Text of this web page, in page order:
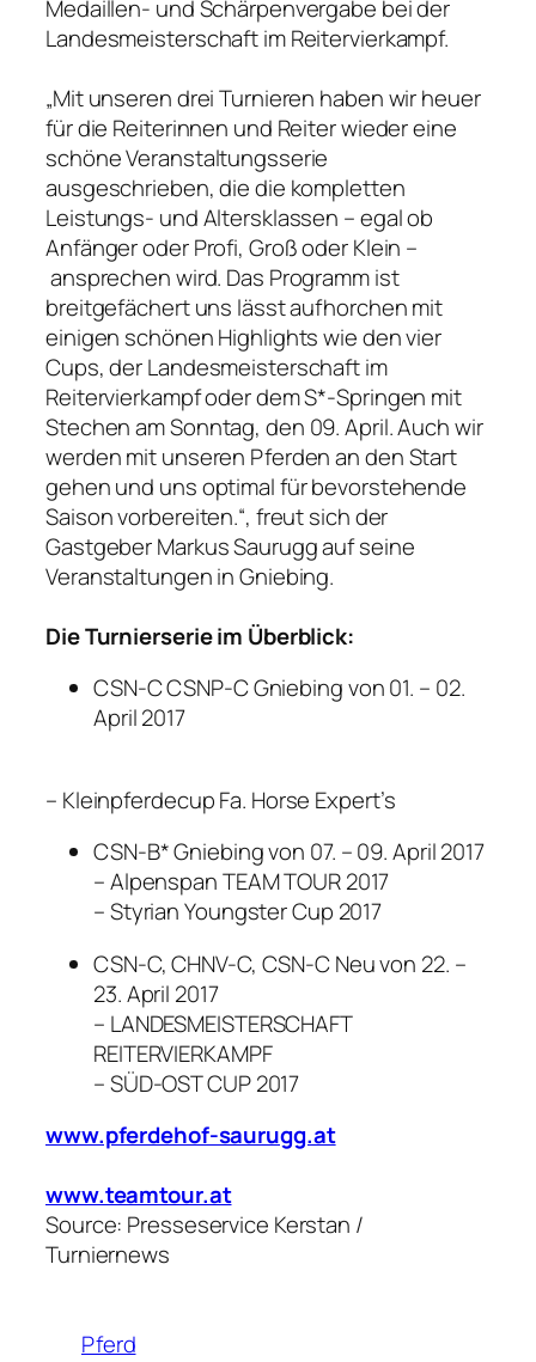
Medaillen- und Schärpenvergabe bei der
Landesmeisterschaft im Reitervierkampf.
„Mit unseren drei Turnieren haben wir heuer
für die Reiterinnen und Reiter wieder eine
schöne Veranstaltungsserie
ausgeschrieben, die die kompletten
Leistungs- und Altersklassen – egal ob
Anfänger oder Profi, Groß oder Klein –
ansprechen wird. Das Programm ist
breitgefächert uns lässt aufhorchen mit
einigen schönen Highlights wie den vier
Cups, der Landesmeisterschaft im
Reitervierkampf oder dem S*-Springen mit
Stechen am Sonntag, den 09. April. Auch wir
werden mit unseren Pferden an den Start
gehen und uns optimal für bevorstehende
Saison vorbereiten.“, freut sich der
Gastgeber Markus Saurugg auf seine
Veranstaltungen in Gniebing.
Die Turnierserie im Überblick:
CSN-C CSNP-C Gniebing von 01. – 02.
April 2017
– Kleinpferdecup Fa. Horse Expert’s
CSN-B* Gniebing von 07. – 09. April 2017
– Alpenspan TEAM TOUR 2017
– Styrian Youngster Cup 2017
CSN-C, CHNV-C, CSN-C Neu von 22. –
23. April 2017
– LANDESMEISTERSCHAFT
REITERVIERKAMPF
– SÜD-OST CUP 2017
www.pferdehof-saurugg.at
www.teamtour.at
Source: Presseservice Kerstan /
Turniernews
Pferd